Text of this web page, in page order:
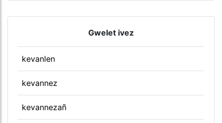
Gwelet ivez
kevanlen
kevannez
kevannezañ